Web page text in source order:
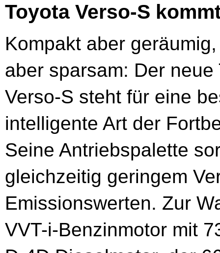
Toyota Verso-S
Kompakt aber
aber sparsam: Der neue
Verso-S steht für eine
intelligente Art der
Seine Antriebspalette
gleichzeitig geringem
Emissionswerten. Zur
VVT-i-Benzinmotor mit